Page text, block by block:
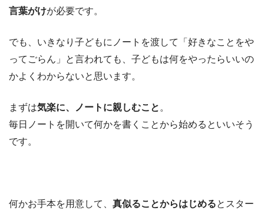
言葉がけが必要です。
でも、いきなり子どもにノートを渡して「好きなことをや
ってごらん」と言われても、子どもは何をやったらいいの
かよくわからないと思います。
まずは気楽に、ノートに親しむこと 。
毎日ノートを開いて何かを書くことから始めるといいそう
です。
何かお手本を用意して、 真似ることからはじめるとスター